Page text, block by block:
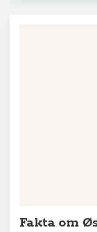
Fakta om